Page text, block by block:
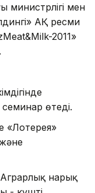
мен
АҚ ресми
2011»
өтеді.
«Лотерея»
нарық